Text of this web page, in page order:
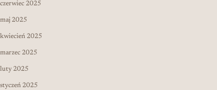
czerwiec 2025
maj 2025
kwiecień 2025
marzec 2025
luty 2025
styczeń 2025